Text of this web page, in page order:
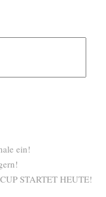
ein!
STARTET HEUTE!